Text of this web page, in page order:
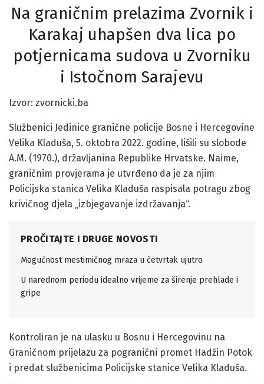
Na graničnim prelazima Zvornik i
Karakaj uhapšen dva lica po
potjernicama sudova u Zvorniku
i Istočnom Sarajevu
Izvor: zvornicki.ba
Službenici Jedinice granične policije Bosne i Hercegovine
Velika Kladuša, 5. oktobra 2022. godine, lišili su slobode
A.M. (1970.), državljanina Republike Hrvatske. Naime,
graničnim provjerama je utvrđeno da je za njim
Policijska stanica Velika Kladuša raspisala potragu zbog
krivičnog djela „izbjegavanje izdržavanja“.
PROČITAJTE I DRUGE NOVOSTI
Mogućnost mestimičnog mraza u četvrtak ujutro
U narednom periodu idealno vrijeme za širenje prehlade i
gripe
Kontroliran je na ulasku u Bosnu i Hercegovinu na
Graničnom prijelazu za pogranični promet Hadžin Potok
i predat službenicima Policijske stanice Velika Kladuša.